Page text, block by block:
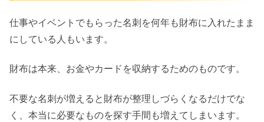
仕事やイベントでもらった名刺を何年も財布に入れたまま
にしている人もいます。
財布は本来、お金やカードを収納するためのものです。
不要な名刺が増えると財布が整理しづらくなるだけでな
く、本当に必要なものを探す手間も増えてしまいます。